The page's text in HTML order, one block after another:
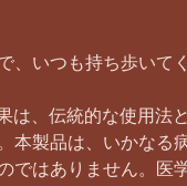
、いつも持ち歩いて
は、伝統的な使用法
本製品は、いかなる
ではありません。医